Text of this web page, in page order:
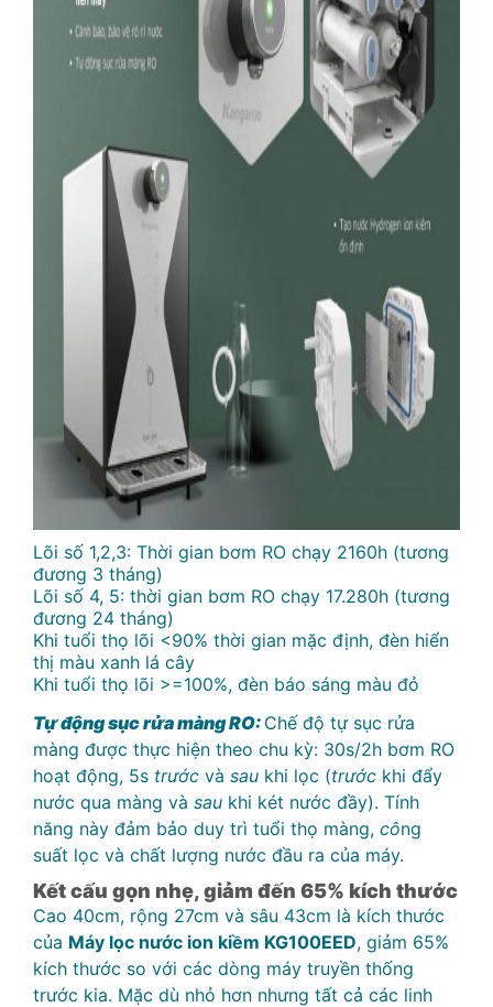
Lõi số 1,2,3: Thời gian bơm RO chạy 2160h (tương
đương 3 tháng)
Lõi số 4, 5: thời gian bơm RO chạy 17.280h (tương
đương 24 tháng)
Khi tuổi thọ lõi <90% thời gian mặc định, đèn hiển
thị màu xanh lá cây
Khi tuổi thọ lõi >=100%, đèn báo sáng màu đỏ
Tự động sục rửa màng RO: Chế độ tự sục rửa
màng được thực hiện theo chu kỳ: 30s/2h bơm RO
hoạt động, 5s trước và sau khi lọc (trước khi đẩy
nước qua màng và sau khi két nước đầy). Tính
năng này đảm bảo duy trì tuổi thọ màng, công
suất lọc và chất lượng nước đầu ra của máy.
Kết cấu gọn nhẹ, giảm đến 65% kích thước
Cao 40cm, rộng 27cm và sâu 43cm là kích thước
của Máy lọc nước ion kiềm KG100EED, giảm 65%
kích thước so với các dòng máy truyền thống
trước kia. Mặc dù nhỏ hơn nhưng tất cả các linh